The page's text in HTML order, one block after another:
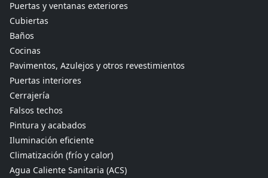
Puertas y ventanas exteriores
Cubiertas
Baños
Cocinas
Pavimentos, Azulejos y otros revestimientos
Puertas interiores
Cerrajería
Falsos techos
Pintura y acabados
Iluminación eficiente
Climatización (frío y calor)
Agua Caliente Sanitaria (ACS)